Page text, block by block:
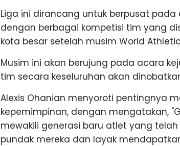
Liga ini dirancang untuk berpusat
dengan berbagai kompetisi tim yang
kota besar setelah musim World
Musim ini akan berujung pada acara
tim secara keseluruhan akan
Alexis Ohanian menyoroti pentingnya
kepemimpinan, dengan mengatakan,
mewakili generasi baru atlet yang
pundak mereka dan layak